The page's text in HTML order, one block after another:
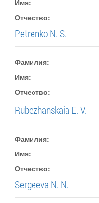
Имя:
Отчество:
Petrenko N. S.
Фамилия:
Имя:
Отчество:
Rubezhanskaia E. V.
Фамилия:
Имя:
Отчество:
Sergeeva N. N.